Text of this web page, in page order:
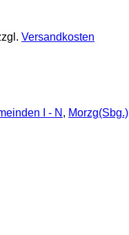
Versandkosten
I - N , Morzg(Sbg.)